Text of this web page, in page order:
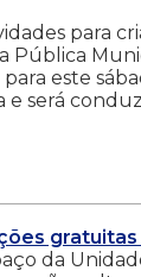
para
Pública
este
e será
da